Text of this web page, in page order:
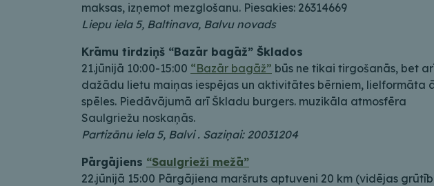
maksas, izņemot mezglošanu. Piesakies: 26314669
Liepu iela 5, Baltinava, Balvu novads
Krāmu tirdziņš “Bazār bagāž” Šklados
21.jūnijā 10:00-15:00 “Bazār bagāž” būs ne tikai tirgošanās, bet
dažādu lietu maiņas iespējas un aktivitātes bērniem, lielformāta
spēles. Piedāvājumā arī Škladu burgers. muzikāla atmosfēra
Saulgriežu noskaņās.
Partizānu iela 5, Balvi . Saziņai: 20031204
Pārgājiens “Saulgrieži mežā”
22.jūnijā 15:00 Pārgājiena maršruts aptuveni 20 km (vidējas